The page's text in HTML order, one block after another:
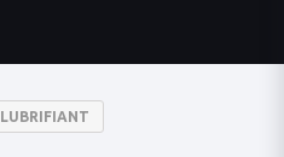
LUBRIFIANT